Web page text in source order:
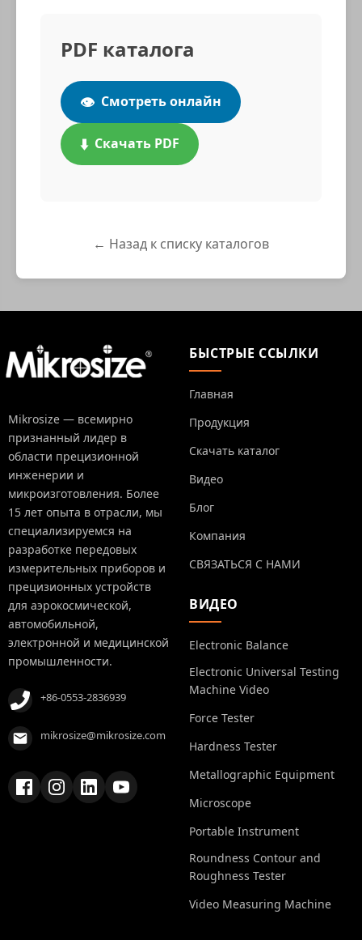
PDF каталога
👁️ Смотреть онлайн
⬇️ Скачать PDF
← Назад к списку каталогов
Mikrosize — всемирно
признанный лидер в
области прецизионной
инженерии и
микроизготовления. Более
15 лет опыта в отрасли, мы
специализируемся на
разработке передовых
измерительных приборов и
прецизионных устройств
для аэрокосмической,
автомобильной,
электронной и медицинской
промышленности.
+86-0553-2836939
mikrosize@mikrosize.com
БЫСТРЫЕ ССЫЛКИ
Главная
Продукция
Скачать каталог
Видео
Блог
Компания
СВЯЗАТЬСЯ С НАМИ
ВИДЕО
Electronic Balance
Electronic Universal Testing
Machine Video
Force Tester
Hardness Tester
Metallographic Equipment
Microscope
Portable Instrument
Roundness Contour and
Roughness Tester
Video Measuring Machine